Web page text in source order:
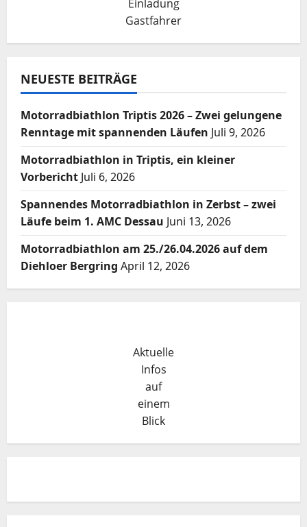
Einladung
Gastfahrer
NEUESTE BEITRÄGE
Motorradbiathlon Triptis 2026 – Zwei gelungene
Renntage mit spannenden Läufen Juli 9, 2026
Motorradbiathlon in Triptis, ein kleiner
Vorbericht Juli 6, 2026
Spannendes Motorradbiathlon in Zerbst – zwei
Läufe beim 1. AMC Dessau Juni 13, 2026
Motorradbiathlon am 25./26.04.2026 auf dem
Diehloer Bergring April 12, 2026
Aktuelle
Infos
auf
einem
Blick